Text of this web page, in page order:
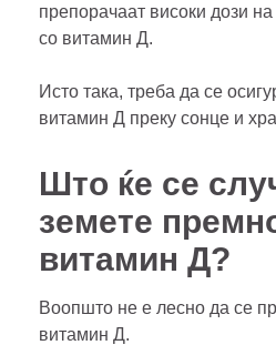
препорачаат високи дози на
со витамин Д.
Исто така, треба да се
витамин Д преку сонце и
Што ќе се
земете
витамин Д?
Воопшто не е лесно да се
витамин Д.